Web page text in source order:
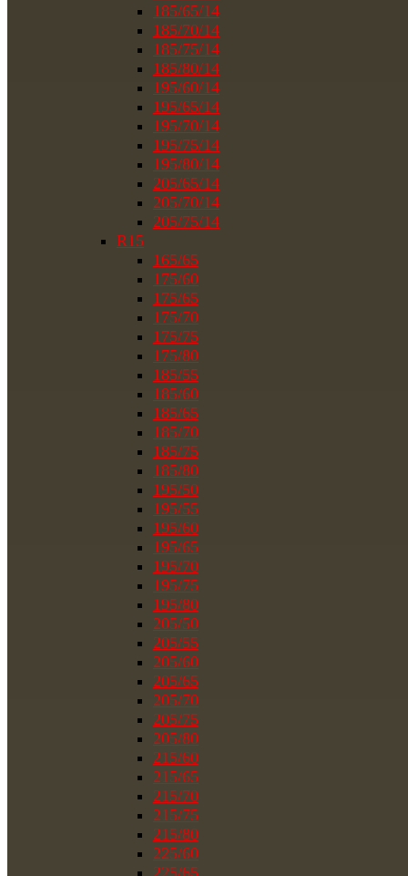
185/65/14
185/70/14
185/75/14
185/80/14
195/60/14
195/65/14
195/70/14
195/75/14
195/80/14
205/65/14
205/70/14
205/75/14
R15
165/65
175/60
175/65
175/70
175/75
175/80
185/55
185/60
185/65
185/70
185/75
185/80
195/50
195/55
195/60
195/65
195/70
195/75
195/80
205/50
205/55
205/60
205/65
205/70
205/75
205/80
215/60
215/65
215/70
215/75
215/80
225/60
225/65